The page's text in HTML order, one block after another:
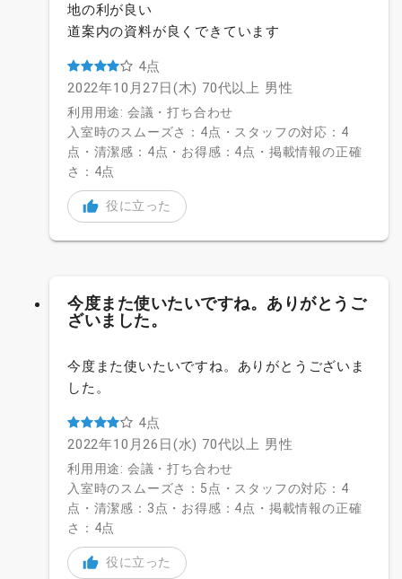
地の利が良い
道案内の資料が良くできています
4点
2022年10月27日(木) 70代以上 男性
利用用途: 会議・打ち合わせ
入室時のスムーズさ：4点・スタッフの対応：4
点・清潔感：4点・お得感：4点・掲載情報の正確
さ：4点
役に立った
今度また使いたいですね。ありがとうご
ざいました。
今度また使いたいですね。ありがとうございま
した。
4点
2022年10月26日(水) 70代以上 男性
利用用途: 会議・打ち合わせ
入室時のスムーズさ：5点・スタッフの対応：4
点・清潔感：3点・お得感：4点・掲載情報の正確
さ：4点
役に立った